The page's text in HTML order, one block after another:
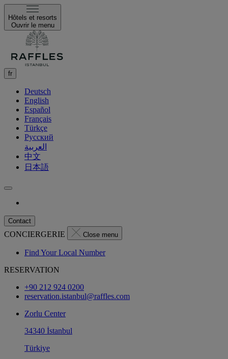
Hôtels et resorts
Ouvrir le menu
fr
Deutsch
English
Español
Français
Türkçe
Русский
العربية
中文
日本語
Contact
CONCIERGERIE Close menu
Find Your Local Number
RESERVATION
+90 212 924 0200
reservation.istanbul@raffles.com
Zorlu Center
34340 İstanbul
Türkiye